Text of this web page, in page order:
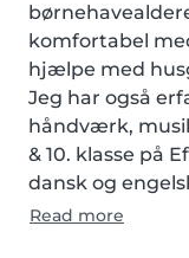
komfortabel
hjælpe med
Jeg har også
håndværk,
& 10. klasse på
dansk og
Read more